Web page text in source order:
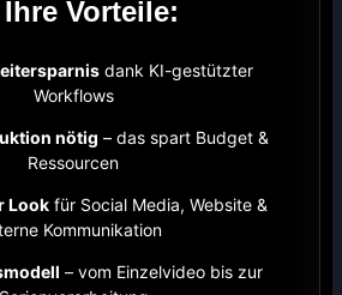
Ihre Vorteile:
dank KI-gestützter
Workflows
nötig – das spart Budget &
Ressourcen
Look für Social Media, Website &
Kommunikation
– vom Einzelvideo bis zur